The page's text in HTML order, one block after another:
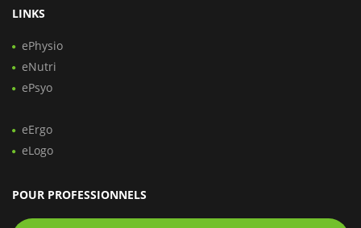
LINKS
ePhysio
eNutri
ePsyo
eErgo
eLogo
POUR PROFESSIONNELS